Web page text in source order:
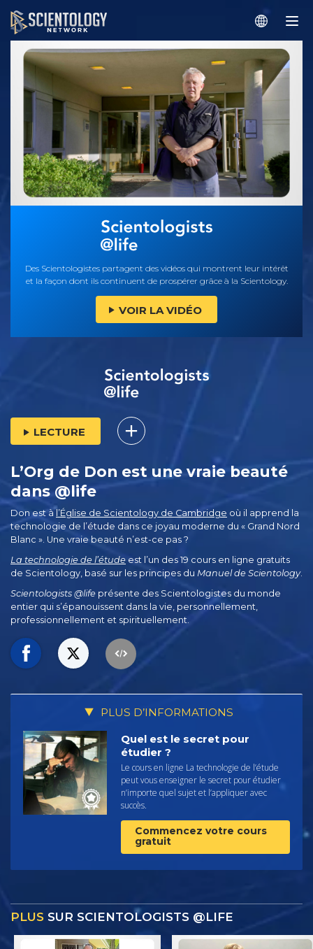
Des Scientologistes partagent des vidéos qui montrent leur intérêt
et la façon dont ils continuent de prospérer grâce à la Scientology.
VOIR LA VIDÉO
LECTURE
L’Org de Don est une vraie beauté
dans @life
Don est à l’Église de Scientology de Cambridge où il apprend la
technologie de l’étude dans ce joyau moderne du « Grand Nord
Blanc ». Une vraie beauté n’est-ce pas ?
La technologie de l’étude est l’un des 19 cours en ligne gratuits
de Scientology, basé sur les principes du Manuel de Scientology.
Scientologists @life présente des Scientologistes du monde
entier qui s’épanouissent dans la vie, personnellement,
professionnellement et spirituellement.
PLUS D’INFORMATIONS
Quel est le secret pour
étudier ?
Le cours en ligne La technologie de l’étude
peut vous enseigner le secret pour étudier
n’importe quel sujet et l’appliquer avec
succès.
Commencez votre cours
gratuit
PLUS SUR SCIENTOLOGISTS @LIFE